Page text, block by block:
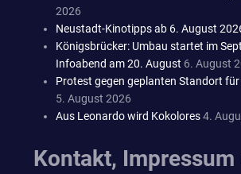
2026
Neustadt-Kinotipps ab 6. August
Königsbrücker: Umbau startet im
Infoabend am 20. August 6. August
Protest gegen geplanten Standort
5. August 2026
Aus Leonardo wird Kokolores4.
Kontakt, Impressum